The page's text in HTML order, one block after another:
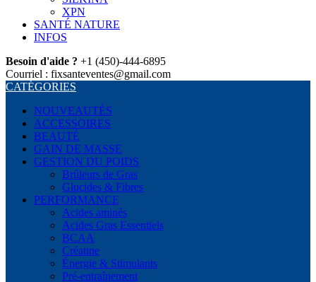
XPN
SANTÉ NATURE
INFOS
Besoin d'aide ? +1 (450)-444-6895
Courriel : fixsanteventes@gmail.com
CATÉGORIES
NOUVEAUTÉS
ACCESSOIRES
BEAUTÉ
GAIN DE MASSE
GESTION DU POIDS
Brûleurs de Gras
Glucides & Fibres
PERFORMANCE
Acides aminés
Acides Gras Essentiels
BCAA
Créatine
Énergie & Stimulants
Pré-entraînement